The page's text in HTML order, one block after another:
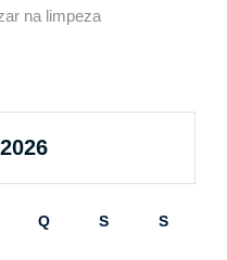
na limpeza
Q S S